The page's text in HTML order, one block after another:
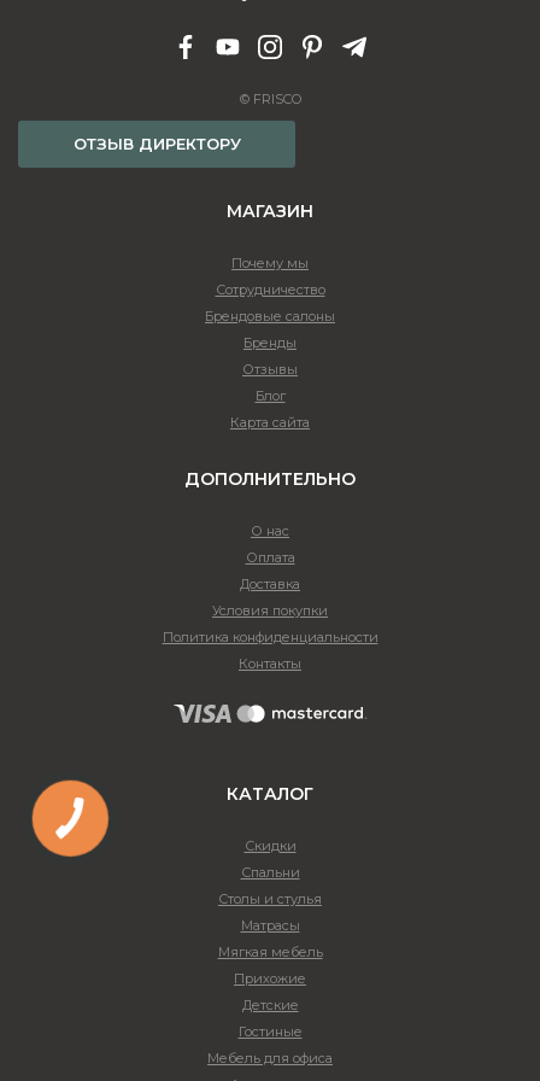
© FRISCO
ОТЗЫВ ДИРЕКТОРУ
МАГАЗИН
Почему мы
Сотрудничество
Брендовые салоны
Бренды
Отзывы
Блог
Карта сайта
ДОПОЛНИТЕЛЬНО
О нас
Оплата
Доставка
Условия покупки
Политика конфиденциальности
Контакты
КАТАЛОГ
Скидки
Спальни
Столы и стулья
Матрасы
Мягкая мебель
Прихожие
Детские
Гостиные
Мебель для офиса